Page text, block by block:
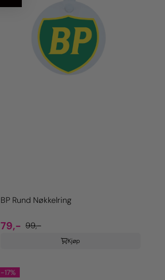
BP Rund Nøkkelring
79,- 99,-
Kjøp
-17%